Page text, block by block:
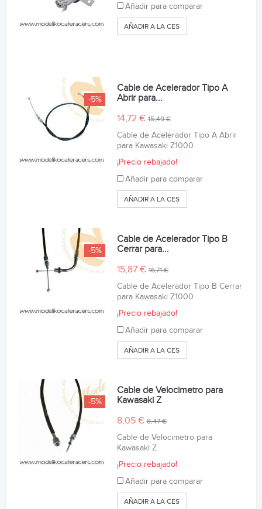
Añadir para comparar
AÑADIR A LA CESTA
-5%
Cable de Acelerador Tipo A
Abrir para...
14,72 €15,49 €
Cable de Acelerador Tipo A Abrir
para Kawasaki Z1000
¡Precio rebajado!
Añadir para comparar
AÑADIR A LA CESTA
-5%
Cable de Acelerador Tipo B
Cerrar para...
15,87 €16,71 €
Cable de Acelerador Tipo B Cerrar
para Kawasaki Z1000
¡Precio rebajado!
Añadir para comparar
AÑADIR A LA CESTA
-5%
Cable de Velocimetro para
Kawasaki Z
8,05 €8,47 €
Cable de Velocimetro para
Kawasaki Z
¡Precio rebajado!
Añadir para comparar
AÑADIR A LA CESTA